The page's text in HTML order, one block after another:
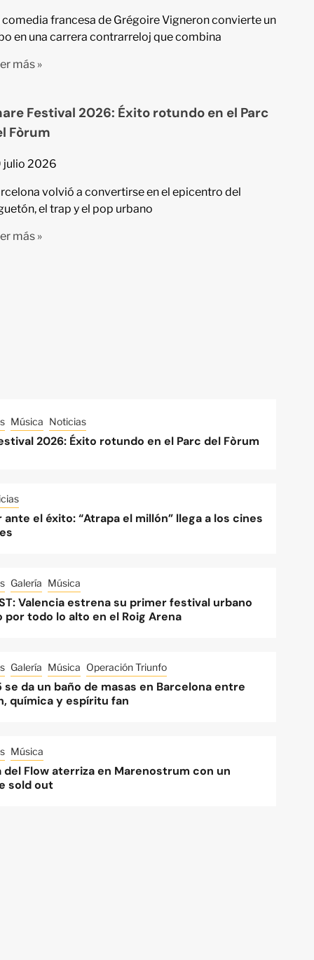
comedia francesa de Grégoire Vigneron convierte un
en una carrera contrarreloj que combina
más »
Festival 2026: Éxito rotundo en el Parc
Fòrum
julio 2026
volvió a convertirse en el epicentro del
el trap y el pop urbano
más »
Música Noticias
2026: Éxito rotundo en el Parc del Fòrum
ante el éxito: “Atrapa el millón” llega a los cines
Galería Música
Valencia estrena su primer festival urbano
por todo lo alto en el Roig Arena
Galería Música Operación Triunfo
se da un baño de masas en Barcelona entre
química y espíritu fan
Música
del Flow aterriza en Marenostrum con un
sold out